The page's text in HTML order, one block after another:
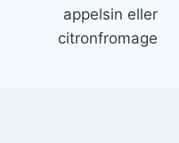
appelsin eller
citronfromage